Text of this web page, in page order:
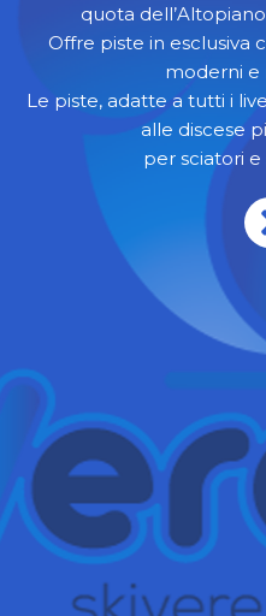
quota
Offre piste in esclusiva
moderni e
Le piste, adatte a tutti i
alle discese
per sciatori